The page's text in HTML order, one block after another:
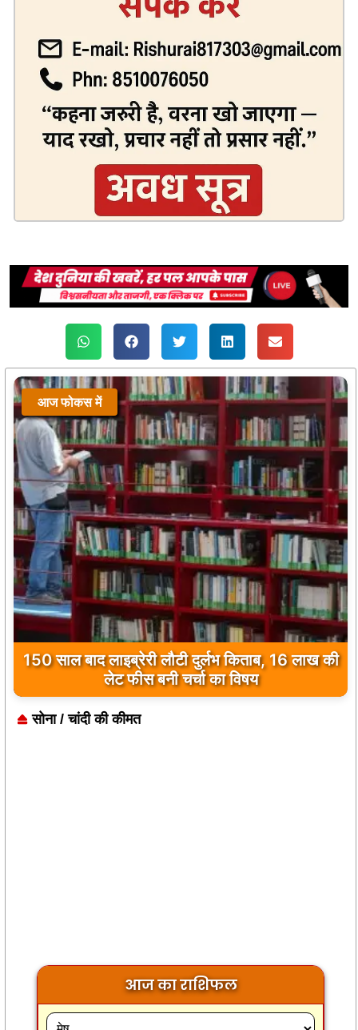
आज फोकस में
150 साल बाद लाइब्रेरी लौटी दुर्लभ किताब, 16 लाख की
लेट फीस बनी चर्चा का विषय
सोना / चांदी की कीमत
आज का राशिफल